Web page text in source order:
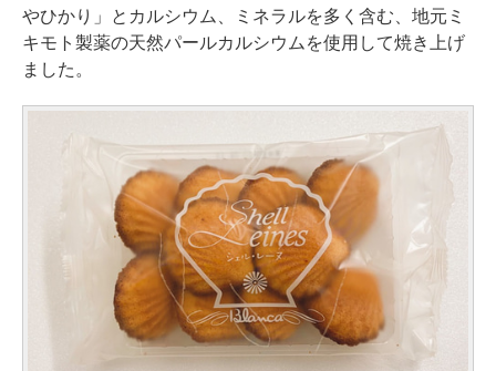
やひかり」とカルシウム、ミネラルを多く含む、地元ミ
キモト製薬の天然パールカルシウムを使用して焼き上げ
ました。